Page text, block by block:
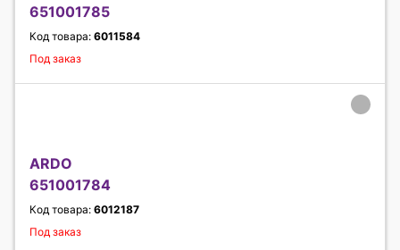
651001785
Код товара: 6011584
Под заказ
ARDO
651001784
Код товара: 6012187
Под заказ